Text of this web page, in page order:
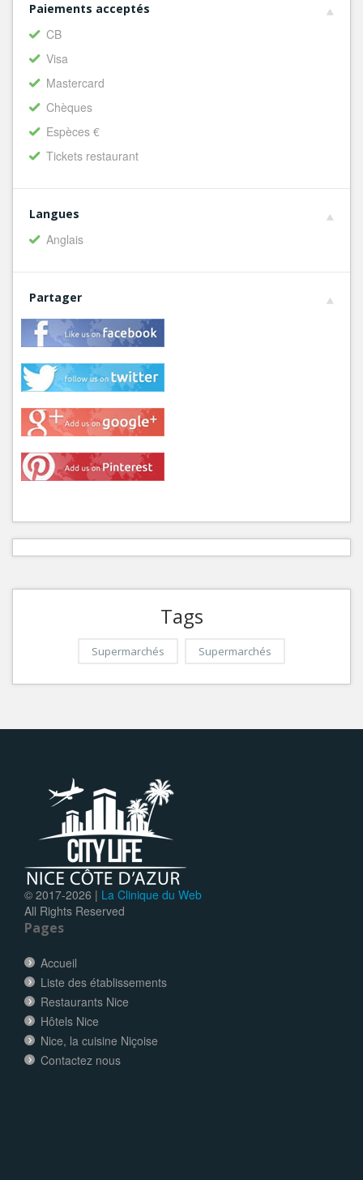
Paiements acceptés
CB
Visa
Mastercard
Chèques
Espèces €
Tickets restaurant
Langues
Anglais
Partager
Tags
Supermarchés Supermarchés
© 2017-2026 | La Clinique du Web
All Rights Reserved
Pages
Accueil
Liste des établissements
Restaurants Nice
Hôtels Nice
Nice, la cuisine Niçoise
Contactez nous